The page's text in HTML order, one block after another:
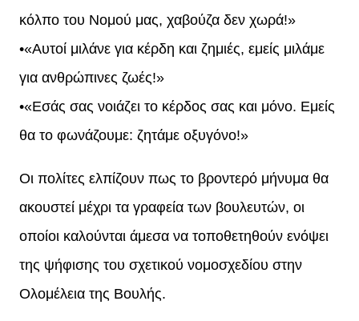
κόλπο του Νομού μας, χαβούζα δεν χωρά!»
•«Αυτοί μιλάνε για κέρδη και ζημιές, εμείς μιλάμε
για ανθρώπινες ζωές!»
•«Εσάς σας νοιάζει το κέρδος σας και μόνο. Εμείς
θα το φωνάζουμε: ζητάμε οξυγόνο!»
Οι πολίτες ελπίζουν πως το βροντερό μήνυμα θα
ακουστεί μέχρι τα γραφεία των βουλευτών, οι
οποίοι καλούνται άμεσα να τοποθετηθούν ενόψει
της ψήφισης του σχετικού νομοσχεδίου στην
Ολομέλεια της Βουλής.